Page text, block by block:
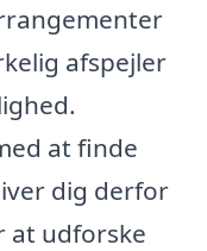
afspejler
at finde
dig derfor
at udforske